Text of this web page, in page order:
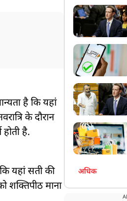
है कि यहां
के दौरान
है.
यहां सती की
शक्तिपीठ माना
अधिक